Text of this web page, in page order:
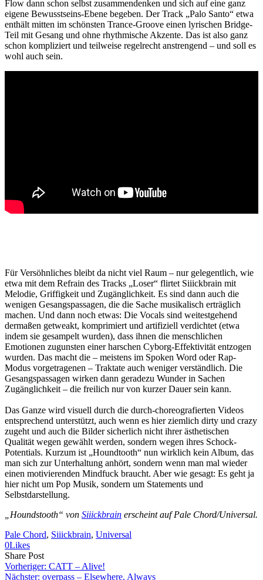
Flow dann schon selbst zusammendenken und sich auf eine ganz
eigene Bewusstseins-Ebene begeben. Der Track „Palo Santo“ etwa
enthält mitten im schönsten Trance-Groove einen lyrischen Bridge-
Teil mit Gesang und ohne rhythmische Akzente. Das ist also ganz
schon kompliziert und teilweise regelrecht anstrengend – und soll es
wohl auch sein.
Für Versöhnliches bleibt da nicht viel Raum – nur gelegentlich, wie
etwa mit dem Refrain des Tracks „Loser“ flirtet Siiickbrain mit
Melodie, Griffigkeit und Zugänglichkeit. Es sind dann auch die
wenigen Gesangspassagen, die die Sache musikalisch erträglich
machen. Und dann noch etwas: Die Vocals sind weitestgehend
dermaßen getweakt, komprimiert und artifiziell verdichtet (etwa
indem sie gesampelt wurden), dass ihnen die menschlichen
Emotionen zugunsten einer harschen Cyborg-Effektivität entzogen
wurden. Das macht die – meistens im Spoken Word oder Rap-
Modus vorgetragenen – Traktate auch weniger verständlich. Die
Gesangspassagen wirken dann geradezu Wunder in Sachen
Zugänglichkeit – die freilich nur von kurzer Dauer sein kann.
Das Ganze wird visuell durch die durch-choreografierten Videos
entsprechend unterstützt, auch wenn es hier ziemlich dirty und crazy
zugeht und auch die Bilder sicherlich nicht ihrer ästhetischen
Qualität wegen gewählt werden, sondern wegen ihres Schock-
Potentials. Kurzum ist „Houndtooth“ nun wirklich kein Album, das
man sich zur Unterhaltung anhört, sondern wenn man mal wieder
einen motivierenden Mindfuck braucht. Aber wie gesagt: Es geht ja
hier nicht um Pop Musik, sondern um Statements und
Selbstdarstellung.
„Houndstooth“ von Siiickbrain erscheint auf Pale Chord/Universal.
Pale Chord, Siiickbrain, Universal
0Likes
Share PostShare
on
Facebook
Copy
URL
to
Send
Link
via
Vorheriger: CATT – Alive!
Nächster: overpass – Elsewhere, Always